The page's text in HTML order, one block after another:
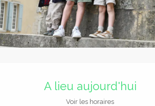
Ouverture et
A lieu aujourd'hui
Voir les horaires